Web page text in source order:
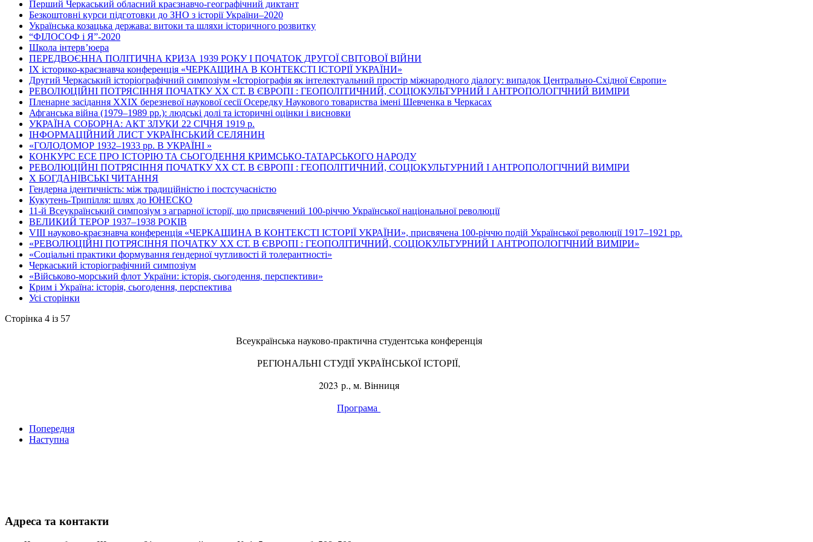
Перший Черкаський обласний краєзнавчо-географічний диктант
Безкоштовні курси підготовки до ЗНО з історії України–2020
Українська козацька держава: витоки та шляхи історичного розвитку
“ФІЛОСОФ і Я”-2020
Школа інтерв’юера
ПЕРЕДВОЄННА ПОЛІТИЧНА КРИЗА 1939 РОКУ І ПОЧАТОК ДРУГОЇ СВІТОВОЇ ВІЙНИ
ІХ історико-краєзнавча конференція «ЧЕРКАЩИНА В КОНТЕКСТІ ІСТОРІЇ УКРАЇНИ»
Другий Черкаський історіографічний симпозіум «Історіографія як інтелектуальний простір міжнародного діалогу: випадок Центрально-Східної Європи»
РЕВОЛЮЦІЙНІ ПОТРЯСІННЯ ПОЧАТКУ ХХ СТ. В ЄВРОПІ : ГЕОПОЛІТИЧНИЙ, СОЦІОКУЛЬТУРНИЙ І АНТРОПОЛОГІЧНИЙ ВИМІРИ
Пленарне засідання ХХІХ березневої наукової сесії Осередку Наукового товариства імені Шевченка в Черкасах
Афганська війна (1979–1989 рр.): людські долі та історичні оцінки і висновки
УКРАЇНА СОБОРНА: АКТ ЗЛУКИ 22 СІЧНЯ 1919 р.
ІНФОРМАЦІЙНИЙ ЛИСТ УКРАЇНСЬКИЙ СЕЛЯНИН
«ГОЛОДОМОР 1932–1933 рр. В УКРАЇНІ »
КОНКУРС ЕСЕ ПРО ІСТОРІЮ ТА СЬОГОДЕННЯ КРИМСЬКО-ТАТАРСЬКОГО НАРОДУ
РЕВОЛЮЦІЙНІ ПОТРЯСІННЯ ПОЧАТКУ ХХ СТ. В ЄВРОПІ : ГЕОПОЛІТИЧНИЙ, СОЦІОКУЛЬТУРНИЙ І АНТРОПОЛОГІЧНИЙ ВИМІРИ
Х БОГДАНІВСЬКІ ЧИТАННЯ
Гендерна ідентичність: між традиційністю і постсучасністю
Кукутень-Трипілля: шлях до ЮНЕСКО
11-й Всеукраїнський симпозіум з аграрної історії, що присвячений 100-річчю Української національної революції
ВЕЛИКИЙ ТЕРОР 1937–1938 РОКІВ
VІІІ науково-краєзнавча конференція «ЧЕРКАЩИНА В КОНТЕКСТІ ІСТОРІЇ УКРАЇНИ», присвячена 100-річчю подій Української революції 1917–1921 рр.
«РЕВОЛЮЦІЙНІ ПОТРЯСІННЯ ПОЧАТКУ ХХ СТ. В ЄВРОПІ : ГЕОПОЛІТИЧНИЙ, СОЦІОКУЛЬТУРНИЙ І АНТРОПОЛОГІЧНИЙ ВИМІРИ»
«Соціальні практики формування ґендерної чутливості й толерантності»
Черкаський історіографічний симпозіум
«Військово-морський флот України: історія, сьогодення, перспективи»
Крим і Україна: історія, сьогодення, перспектива
Усі сторінки
Сторінка 4 із 57
Всеукраїнська науково-практична студентська конференція
РЕГІОНАЛЬНІ СТУДІЇ УКРАЇНСЬКОЇ ІСТОРІЇ,
2023 р., м. Вінниця
Програма
Попередня
Наступна
Адреса та контакти